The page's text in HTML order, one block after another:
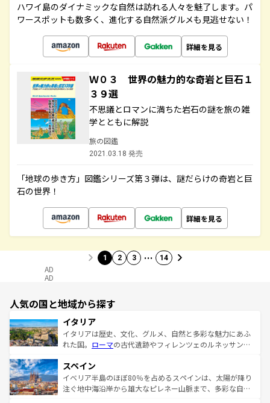
ハワイ島のダイナミックな自然は訪れる人々を魅了します。パ
ワースポットも数多く、進化する自然派グルメも見逃せない！
詳細を見る
Ｗ０３ 世界の魅力的な奇岩と巨石１
３９選
不思議とロマンに満ちた岩石の謎を旅の雑
学とともに解説
旅の図鑑
2021.03.18 発売
「地球の歩き方」図鑑シリーズ第３弾は、謎だらけの奇岩と巨
石の世界！
詳細を見る
1 2 3 … 14
AD
AD
人気の国と地域から探す
イタリア
イタリアは歴史、文化、グルメ、自然と多彩な魅力にあふ
れた国。 ローマの古代遺跡やフィレンツェのルネッサンス
ろん、トスカーナの美しい田園風景やアマルフィ海岸の絶
景など、自然景観も見逃せない。観光の合間には、本場の
ピザやパスタなど、絶品のイタリア料理を堪能することも
スペイン
イベリア半島のほぼ80％を占めるスペインは、太陽が降り
注ぐ地中海沿岸から雄大なピレネー山脈まで、多彩な自然